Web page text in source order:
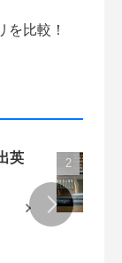
を比較！
英